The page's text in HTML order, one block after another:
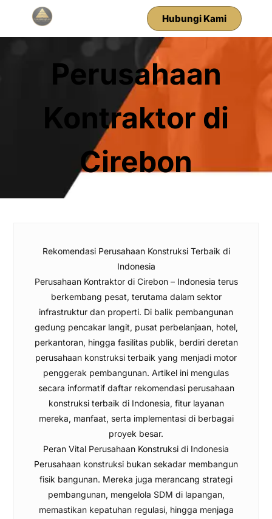
Hubungi Kami
Perusahaan
Kontraktor di
Cirebon
Rekomendasi Perusahaan Konstruksi Terbaik di
Indonesia
Perusahaan Kontraktor di Cirebon – Indonesia terus
berkembang pesat, terutama dalam sektor
infrastruktur dan properti. Di balik pembangunan
gedung pencakar langit, pusat perbelanjaan, hotel,
perkantoran, hingga fasilitas publik, berdiri deretan
perusahaan konstruksi terbaik yang menjadi motor
penggerak pembangunan. Artikel ini mengulas
secara informatif daftar rekomendasi perusahaan
konstruksi terbaik di Indonesia, fitur layanan
mereka, manfaat, serta implementasi di berbagai
proyek besar.
Peran Vital Perusahaan Konstruksi di Indonesia
Perusahaan konstruksi bukan sekadar membangun
fisik bangunan. Mereka juga merancang strategi
pembangunan, mengelola SDM di lapangan,
memastikan kepatuhan regulasi, hingga menjaga